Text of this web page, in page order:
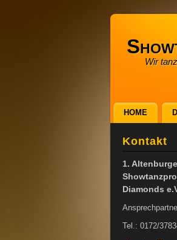
Wir
Kontakt
1.
Diamonds
Tel.: 0172/
HOME